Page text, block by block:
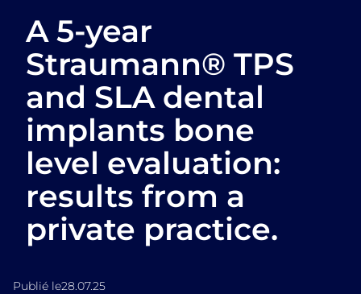
A 5-year
Straumann® TPS
and SLA dental
implants bone
level evaluation:
results from a
private practice.
Publié le28.07.25